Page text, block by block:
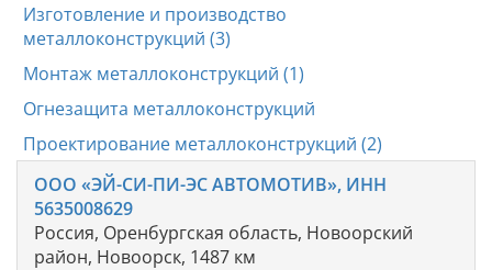
Изготовление и производство
металлоконструкций (3)
Монтаж металлоконструкций (1)
Огнезащита металлоконструкций
Проектирование металлоконструкций (2)
ООО «ЭЙ-СИ-ПИ-ЭС АВТОМОТИВ», ИНН
5635008629
Россия, Оренбургская область, Новоорский
район, Новоорск, 1487 км